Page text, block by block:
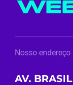
Nosso endereço
AV.